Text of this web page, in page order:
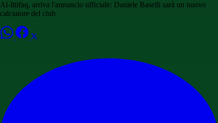
Al-Ittifaq, arriva l'annuncio ufficiale: Daniele Baselli sarà un nuovo
calciatore del club